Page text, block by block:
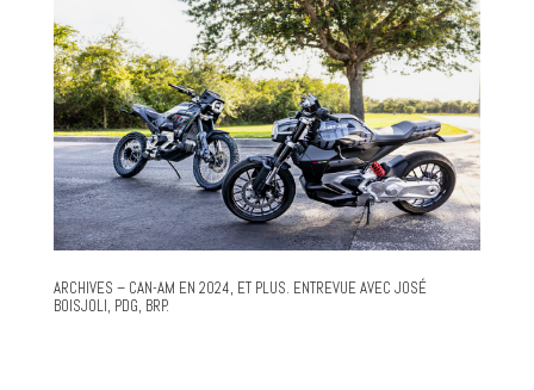
ARCHIVES – CAN-AM EN 2024, ET PLUS. ENTREVUE AVEC JOSÉ
BOISJOLI, PDG, BRP.